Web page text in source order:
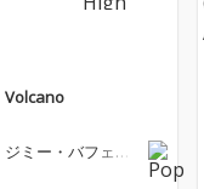
Volcano
ジミー・バフェッ